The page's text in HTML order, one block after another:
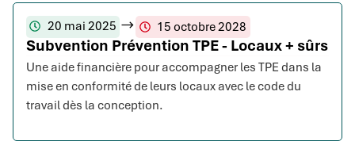
20 mai 2025 15 octobre 2028
Subvention Prévention TPE - Locaux + sûrs
Une aide financière pour accompagner les TPE dans la
mise en conformité de leurs locaux avec le code du
travail dès la conception.